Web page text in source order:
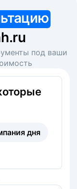
под ваши
дня